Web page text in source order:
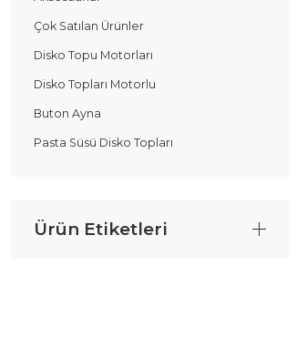
Çok Satılan Ürünler
Disko Topu Motorları
Disko Topları Motorlu
Buton Ayna
Pasta Süsü Disko Topları
Ürün Etiketleri